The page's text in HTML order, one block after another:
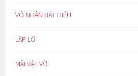
VÔ NHÂN BẤT HIẾU
LẬP LỜ
MÃI VẬT VỜ